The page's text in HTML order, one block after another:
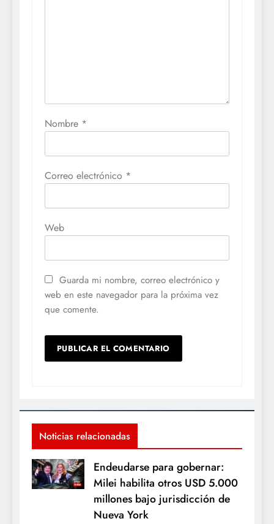
Nombre *
Correo electrónico *
Web
Guarda mi nombre, correo electrónico y
web en este navegador para la próxima vez
que comente.
Noticias relacionadas
Endeudarse para gobernar:
Milei habilita otros USD 5.000
millones bajo jurisdicción de
Nueva York